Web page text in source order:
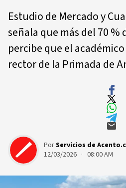
Estudio de Mercado y
señala que más del 70 %
percibe que el
rector de la Primada de
PorServicios de
12/03/2026 · 08:00 AM